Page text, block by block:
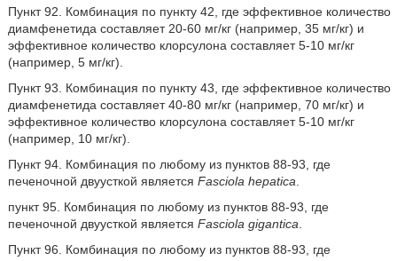
Пункт 92. Комбинация по пункту 42, где эффективное количество
диамфенетида составляет 20-60 мг/кг (например, 35 мг/кг) и
эффективное количество клорсулона составляет 5-10 мг/кг
(например, 5 мг/кг).
Пункт 93. Комбинация по пункту 43, где эффективное количество
диамфенетида составляет 40-80 мг/кг (например, 70 мг/кг) и
эффективное количество клорсулона составляет 5-10 мг/кг
(например, 10 мг/кг).
Пункт 94. Комбинация по любому из пунктов 88-93, где
печеночной двуусткой является Fasciola hepatica
пункт 95. Комбинация по любому из пунктов 88-93, где
печеночной двуусткой является Fasciola gigantica
Пункт 96. Комбинация по любому из пунктов 88-93, где